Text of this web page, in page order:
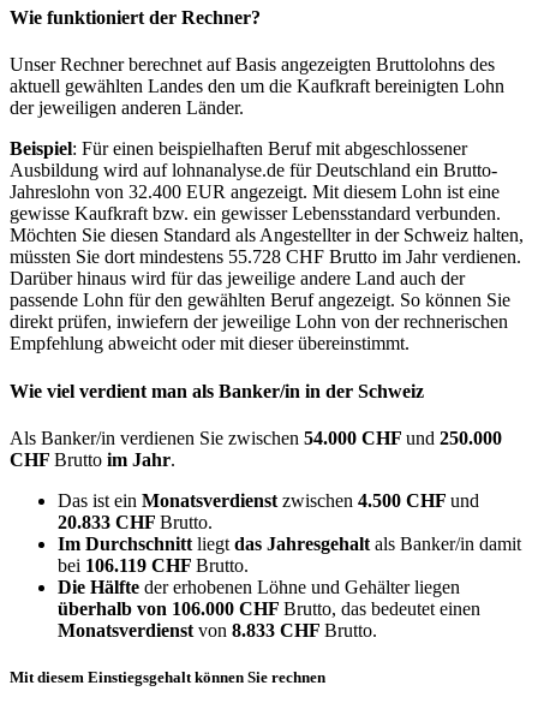
Wie funktioniert der Rechner?
Unser Rechner berechnet auf Basis angezeigten Bruttolohns des
aktuell gewählten Landes den um die Kaufkraft bereinigten Lohn
der jeweiligen anderen Länder.
Beispiel: Für einen beispielhaften Beruf mit abgeschlossener
Ausbildung wird auf lohnanalyse.de für Deutschland ein Brutto-
Jahreslohn von 32.400 EUR angezeigt. Mit diesem Lohn ist eine
gewisse Kaufkraft bzw. ein gewisser Lebensstandard verbunden.
Möchten Sie diesen Standard als Angestellter in der Schweiz halten,
müssten Sie dort mindestens 55.728 CHF Brutto im Jahr verdienen.
Darüber hinaus wird für das jeweilige andere Land auch der
passende Lohn für den gewählten Beruf angezeigt. So können Sie
direkt prüfen, inwiefern der jeweilige Lohn von der rechnerischen
Empfehlung abweicht oder mit dieser übereinstimmt.
Wie viel verdient man als Banker/in in der Schweiz
Als Banker/in verdienen Sie zwischen 54.000 CHF und 250.000
CHF Brutto im Jahr.
Das ist ein Monatsverdienst zwischen 4.500 CHF und
20.833 CHF Brutto.
Im Durchschnitt liegt das Jahresgehalt als Banker/in damit
bei 106.119 CHF Brutto.
Die Hälfte der erhobenen Löhne und Gehälter liegen
überhalb von 106.000 CHF Brutto, das bedeutet einen
Monatsverdienst von 8.833 CHF Brutto.
Mit diesem Einstiegsgehalt können Sie rechnen